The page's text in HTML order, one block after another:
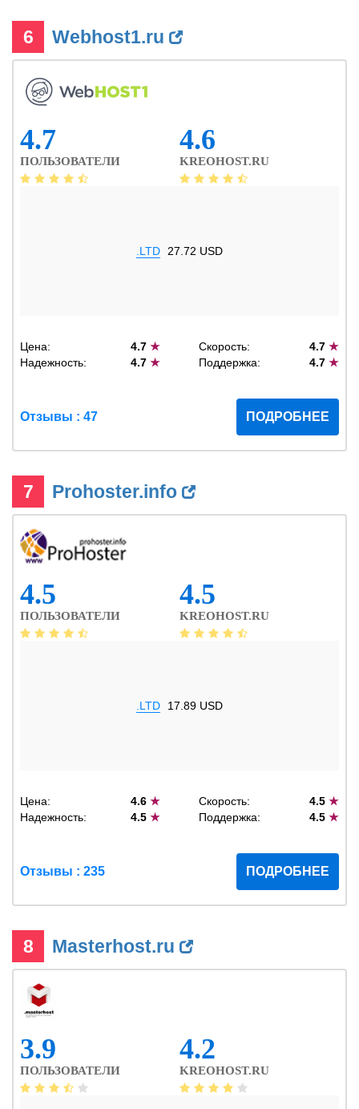
6 Webhost1.ru
4.7
ПОЛЬЗОВАТЕЛИ
4.6
KREOHOST.RU
.LTD 27.72 USD
Цена: 4.7★ Скорость: 4.7 ★
Надежность:
4.7★ Поддержка: 4.7 ★
Отзывы : 47 ПОДРОБНЕЕ
7 Prohoster.info
4.5
ПОЛЬЗОВАТЕЛИ
4.5
KREOHOST.RU
.LTD 17.89 USD
Цена: 4.6★ Скорость: 4.5 ★
Надежность:
4.5★ Поддержка: 4.5 ★
Отзывы : 235 ПОДРОБНЕЕ
8 Masterhost.ru
3.9
ПОЛЬЗОВАТЕЛИ
4.2
KREOHOST.RU